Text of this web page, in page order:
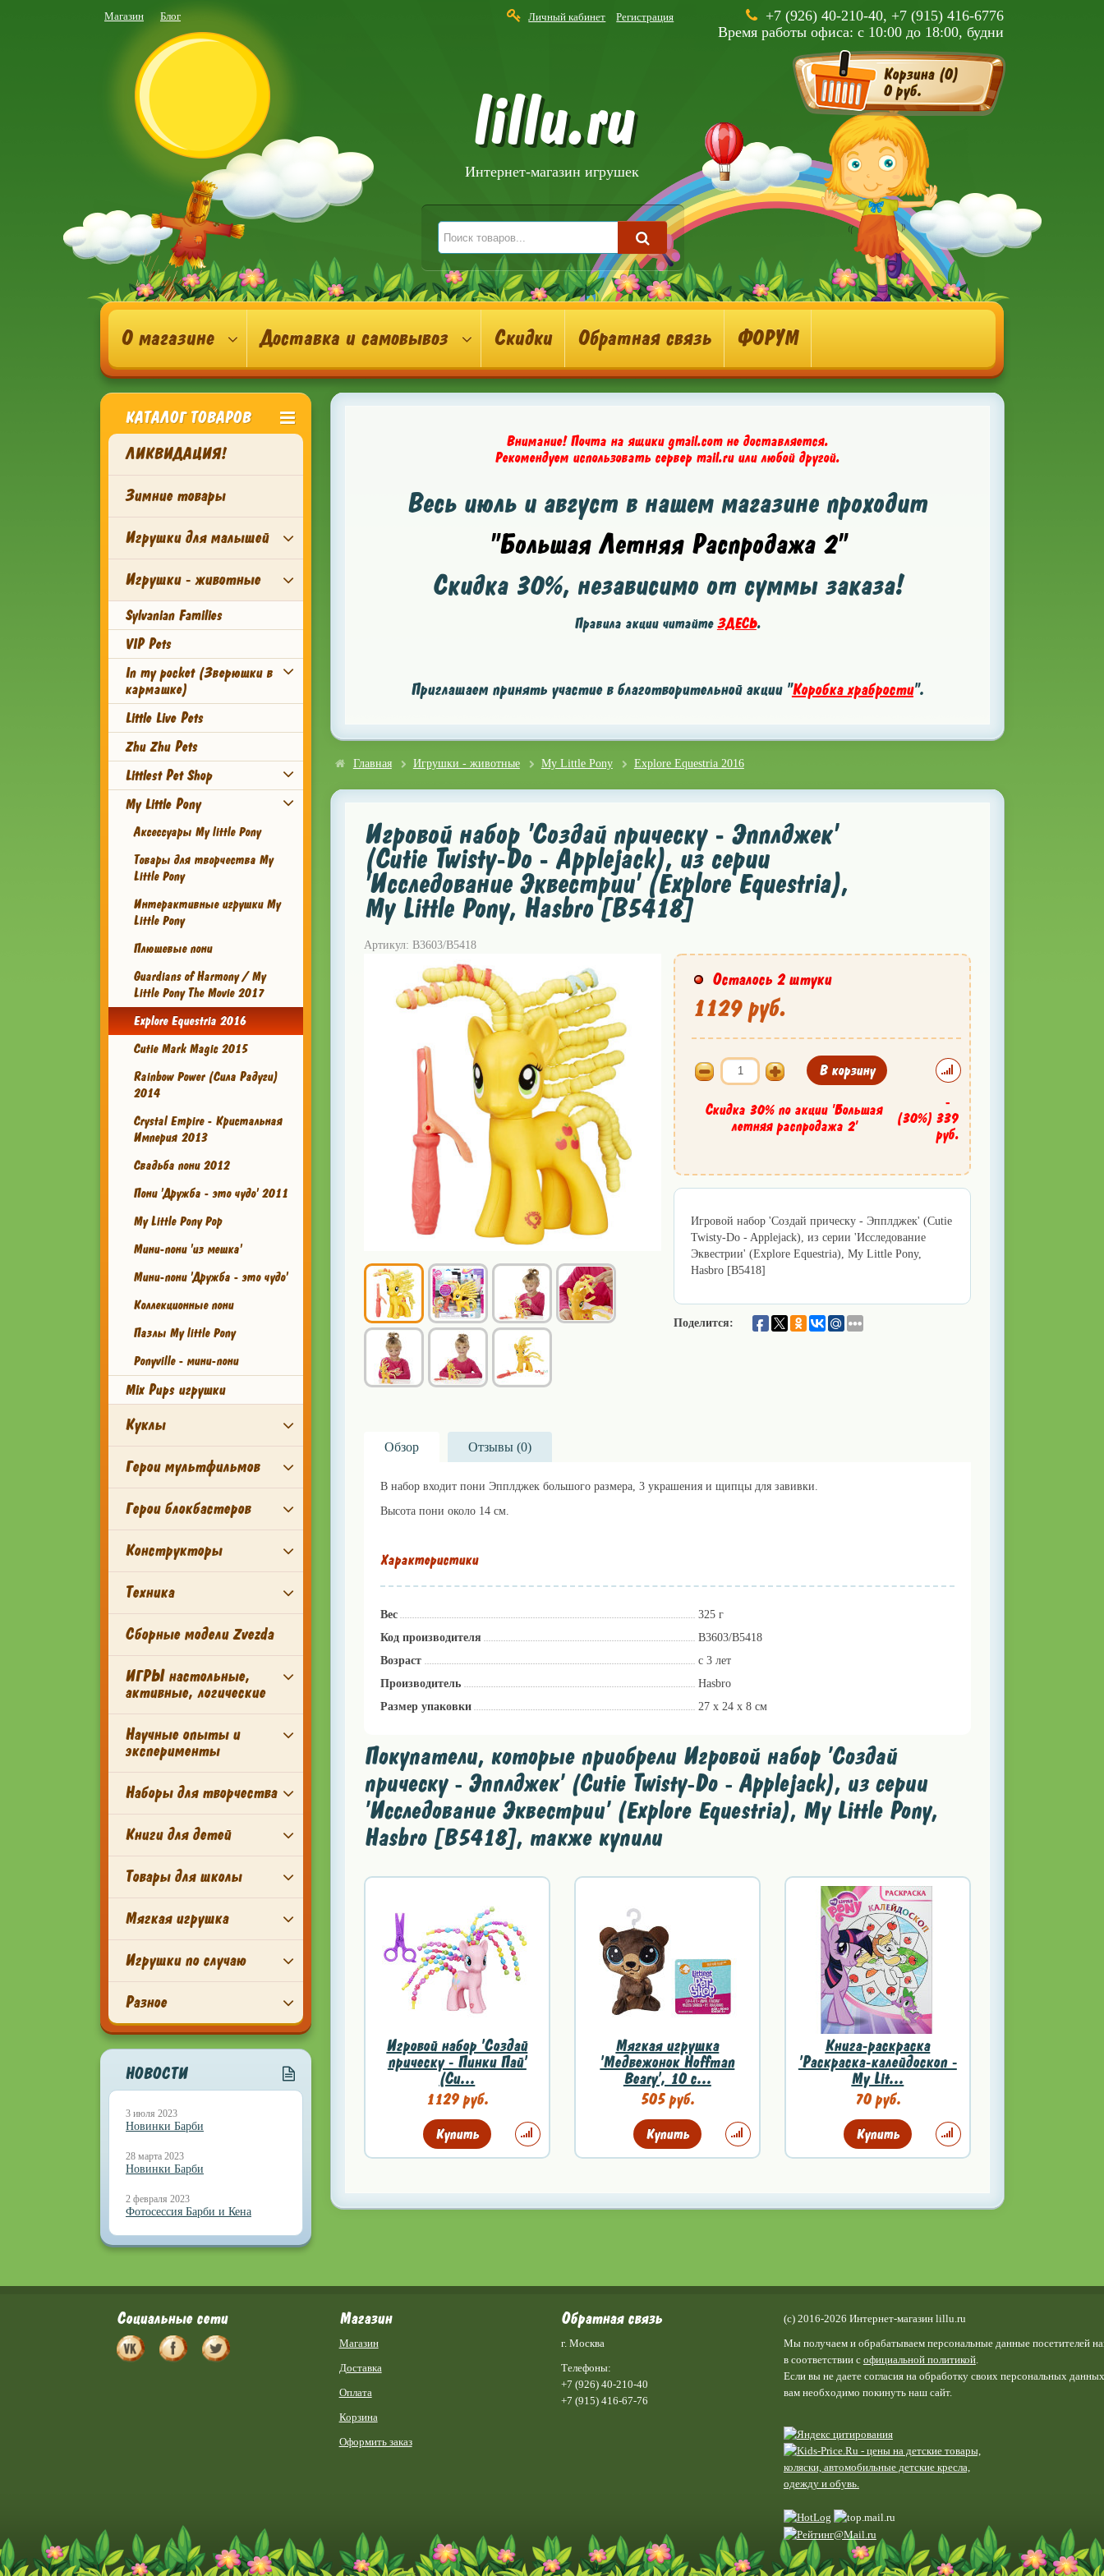
Магазин Блог Личный кабинет Регистрация
+7 (926) 40-210-40, +7 (915) 416-6776
Время работы офиса: с 10:00 до 18:00, будни
lillu.ru
Интернет-магазин игрушек
Корзина (0)
0 руб.
О магазине Доставка и самовывоз Скидки Обратная связь ФОРУМ
КАТАЛОГ ТОВАРОВ
ЛИКВИДАЦИЯ!
Зимние товары
Игрушки для малышей
Игрушки - животные
Sylvanian Families
VIP Pets
In my pocket (Зверюшки в
кармашке)
Little Live Pets
Zhu Zhu Pets
Littlest Pet Shop
My Little Pony
Аксессуары My little Pony
Товары для творчества My
Little Pony
Интерактивные игрушки My
Little Pony
Плюшевые пони
Guardians of Harmony / My
Little Pony The Movie 2017
Explore Equestria 2016
Cutie Mark Magic 2015
Rainbow Power (Сила Радуги)
2014
Crystal Empire - Кристальная
Империя 2013
Свадьба пони 2012
Пони 'Дружба - это чудо' 2011
My Little Pony Pop
Мини-пони 'из мешка'
Мини-пони 'Дружба - это чудо'
Коллекционные пони
Пазлы My little Pony
Ponyville - мини-пони
Mix Pups игрушки
Куклы
Герои мультфильмов
Герои блокбастеров
Конструкторы
Техника
Сборные модели Zvezda
ИГРЫ настольные,
активные, логические
Научные опыты и
эксперименты
Наборы для творчества
Книги для детей
Товары для школы
Мягкая игрушка
Игрушки по случаю
Разное
НОВОСТИ
3 июля 2023
Новинки Барби
28 марта 2023
Новинки Барби
2 февраля 2023
Фотосессия Барби и Кена
Внимание! Почта на ящики gmail.com не доставляется.
Рекомендуем использовать сервер mail.ru или любой другой.
Весь июль и август в нашем магазине проходит
"Большая Летняя Распродажа 2"
Скидка 30%, независимо от суммы заказа!
Правила акции читайтеЗДЕСЬ.
Приглашаем принять участие в благотворительной акции "Коробка храбрости".
Главная Игрушки - животные My Little Pony Explore Equestria 2016
Игровой набор 'Создай прическу - Эпплджек'
(Cutie Twisty-Do - Applejack), из серии
'Исследование Эквестрии' (Explore Equestria),
My Little Pony, Hasbro [B5418]
Артикул: B3603/B5418
Осталось 2 штуки
1129 руб.
В корзину
Скидка 30% по акции 'Большая
летняя распродажа 2'
(30%)
-
339
руб.
Игровой набор 'Создай прическу - Эпплджек' (Cutie
Twisty-Do - Applejack), из серии 'Исследование
Эквестрии' (Explore Equestria), My Little Pony,
Hasbro [B5418]
Поделится:
Обзор Отзывы (0)
В набор входит пони Эпплджек большого размера, 3 украшения и щипцы для завивки.
Высота пони около 14 см.
Характеристики
Вес
325 г
Код производителя
B3603/B5418
Возраст
c 3 лет
Производитель
Hasbro
Размер упаковки
27 x 24 x 8 см
Покупатели, которые приобрели Игровой набор 'Создай
прическу - Эпплджек' (Cutie Twisty-Do - Applejack), из серии
'Исследование Эквестрии' (Explore Equestria), My Little Pony,
Hasbro [B5418], также купили
Игровой набор 'Создай
прическу - Пинки Пай'
(Cu...
1129 руб.
Купить
Мягкая игрушка
'Медвежонок Hoffman
Beary', 10 с...
505 руб.
Купить
Книга-раскраска
'Раскраска-калейдоскоп -
My Lit...
70 руб.
Купить
Социальные сети Магазин
Магазин
Доставка
Оплата
Корзина
Оформить заказ
Обратная связь
г. Москва
Телефоны:
+7 (926) 40-210-40
+7 (915) 416-67-76
(c) 2016-2026 Интернет-магазин lillu.ru
Мы получаем и обрабатываем персональные данные посетителей
в соответствии с официальной политикой.
Если вы не даете согласия на обработку своих персональных
вам необходимо покинуть наш сайт.